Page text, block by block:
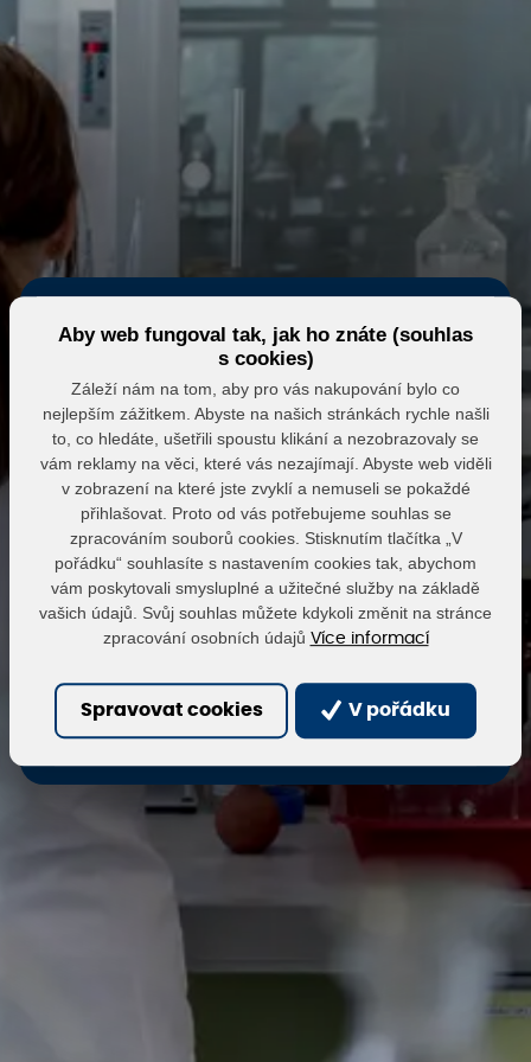
Eshop MK MARKET
Přihlášení do partnerské zóny
E-mail
Heslo
Přihlásit Obnovit heslo
Zaregistrovat se
Aby web fungoval tak, jak ho znáte (souhlas
s cookies)
Záleží nám na tom, aby pro vás nakupování bylo co
nejlepším zážitkem. Abyste na našich stránkách rychle našli
to, co hledáte, ušetřili spoustu klikání a nezobrazovaly se
vám reklamy na věci, které vás nezajímají. Abyste web viděli
v zobrazení na které jste zvyklí a nemuseli se pokaždé
přihlašovat. Proto od vás potřebujeme souhlas se
zpracováním souborů cookies. Stisknutím tlačítka „V
pořádku“ souhlasíte s nastavením cookies tak, abychom
vám poskytovali smysluplné a užitečné služby na základě
vašich údajů. Svůj souhlas můžete kdykoli změnit na stránce
zpracování osobních údajů Více informací
Spravovat cookies V pořádku